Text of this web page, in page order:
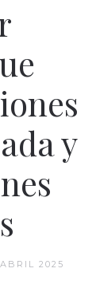
y
2025